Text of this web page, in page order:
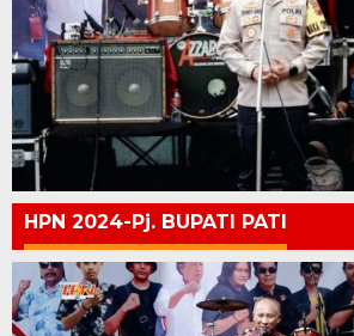
HPN 2024-Pj. BUPATI PATI